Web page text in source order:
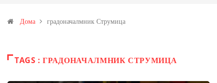
Иловица и со антимонот?
Дома градоначалмник Струмица
TAGS : ГРАДОНАЧАЛМНИК СТРУМИЦА